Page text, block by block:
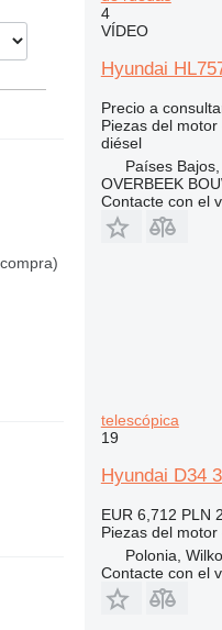
4
VÍDEO
Hyundai
Precio a
Piezas del
diésel
Países
OVERBEEK
Contacte con el
telescópica
19
Hyundai D34
EUR 6,712 PLN
Piezas del
Polonia,
Contacte con el